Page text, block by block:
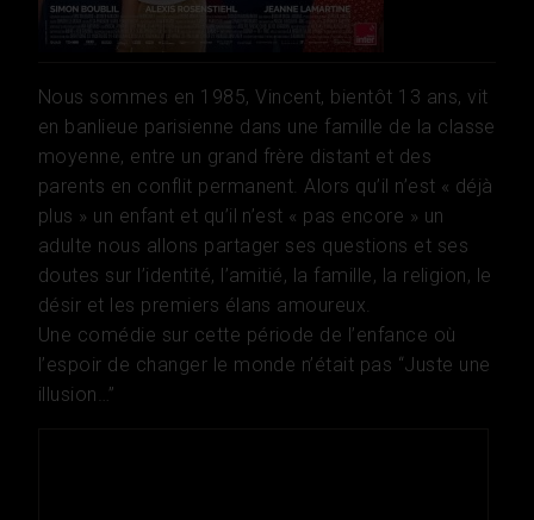
Nous sommes en 1985, Vincent, bientôt 13 ans, vit
en banlieue parisienne dans une famille de la classe
moyenne, entre un grand frère distant et des
parents en conflit permanent. Alors qu’il n’est « déjà
plus » un enfant et qu’il n’est « pas encore » un
adulte nous allons partager ses questions et ses
doutes sur l’identité, l’amitié, la famille, la religion, le
désir et les premiers élans amoureux.
Une comédie sur cette période de l’enfance où
l’espoir de changer le monde n’était pas “Juste une
illusion…”